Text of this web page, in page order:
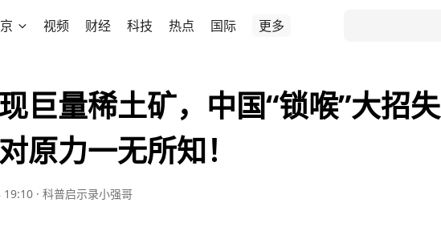
视频 财经 科技 热点 国际 更多
巨量稀土矿，中国“锁喉”大招失
原力一无所知！
19:10 · 科普启示录小强哥